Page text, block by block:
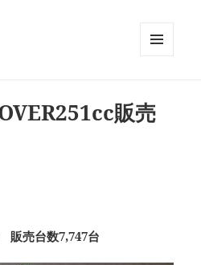
ット
販売
売台数7,747台